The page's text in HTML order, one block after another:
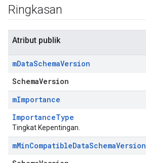
Ringkasan
Atribut publik
mDataSchemaVersion
SchemaVersion
mImportance
ImportanceType
Tingkat Kepentingan.
mMinCompatibleDataSchemaVersion